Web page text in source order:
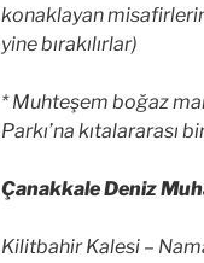
konaklayan
yine bırakılırlar)
* Muhteşem boğaz
Parkı’na kıtalararası
Çanakkale Deniz
Kilitbahir Kalesi –